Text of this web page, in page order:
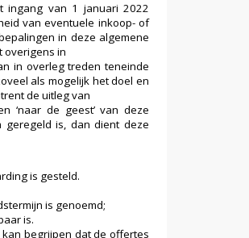
ingang van 1 januari 2022
van eventuele inkoop- of
in deze algemene
overigens in
in overleg treden teneinde
als mogelijk het doel en
de uitleg van
‘naar de geest’ van deze
geregeld is, dan dient deze
is gesteld.
is genoemd;
is.
begrijpen dat de offertes